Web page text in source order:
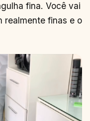
fina. Você vai
realmente finas e o